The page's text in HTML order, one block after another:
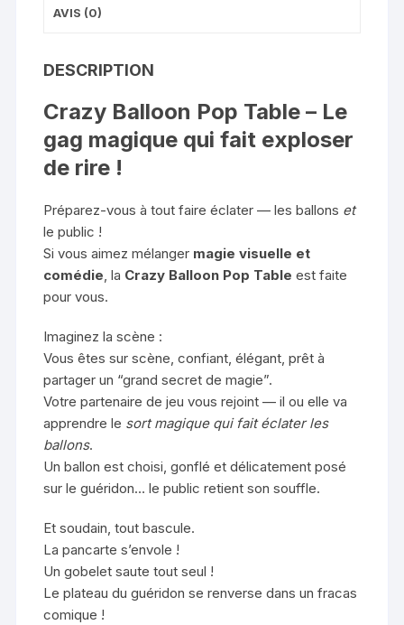
AVIS (0)
DESCRIPTION
Crazy Balloon Pop Table – Le
gag magique qui fait exploser
de rire !
Préparez-vous à tout faire éclater — les ballons et
le public !
Si vous aimez mélanger magie visuelle et
comédie, la Crazy Balloon Pop Table est faite
pour vous.
Imaginez la scène :
Vous êtes sur scène, confiant, élégant, prêt à
partager un “grand secret de magie”.
Votre partenaire de jeu vous rejoint — il ou elle va
apprendre le sort magique qui fait éclater les
ballons.
Un ballon est choisi, gonflé et délicatement posé
sur le guéridon… le public retient son souffle.
Et soudain, tout bascule.
La pancarte s’envole !
Un gobelet saute tout seul !
Le plateau du guéridon se renverse dans un fracas
comique !